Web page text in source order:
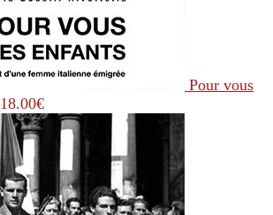
Pour vous
18.00€